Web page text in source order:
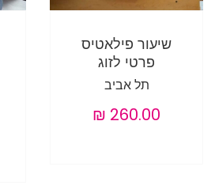
שיעור פילאטיס
פרטי לזוג
תל אביב